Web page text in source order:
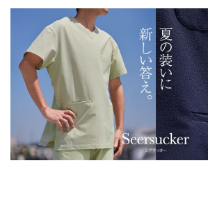
ストレッチ感
よく伸びる
厚さとても薄い 厚い
とてもよかったです。
シワ加工の様になっており、速乾性のあ
心地は良いです。
商品：L68レディース:スクラブパンツ
ボルドー/XL
役に立った 0